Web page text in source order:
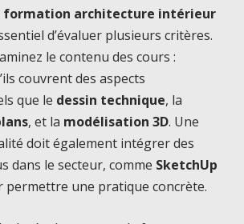
formation architecture intérieur
d’évaluer plusieurs critères.
le contenu des cours :
couvrent des aspects
que le dessin technique, la
, et la modélisation 3D. Une
doit également intégrer des
dans le secteur, comme SketchUp
permettre une pratique concrète.